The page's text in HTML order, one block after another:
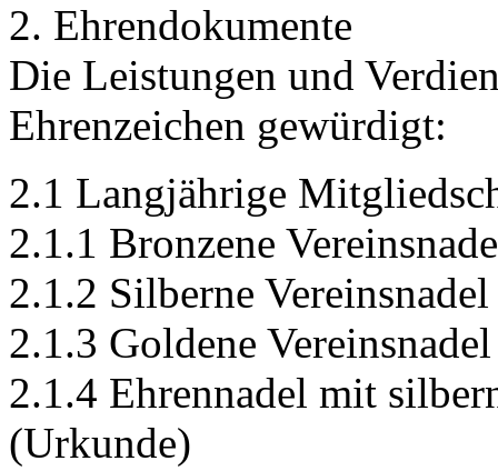
2. Ehrendokumente
Die Leistungen und
Ehrenzeichen gewürdigt:
2.1 Langjährige
2.1.1 Bronzene
2.1.2 Silberne
2.1.3 Goldene
2.1.4 Ehrennadel mit
(Urkunde)